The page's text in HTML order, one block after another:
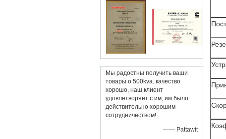
Мы радостны получить ваши
товары о 500kva. качество
хорошо, наш клиент
удовлетворяет с им, им было
действительно хорошим
сотрудничеством!
—— Pattawit